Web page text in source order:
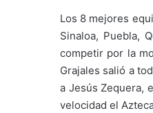
Los 8 mejores
Sinaloa, Puebla,
competir por la
Grajales salió a
a Jesús Zequera,
velocidad el